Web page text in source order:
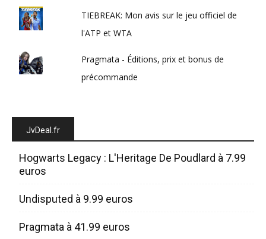
TIEBREAK: Mon avis sur le jeu officiel de
l'ATP et WTA
Pragmata - Éditions, prix et bonus de
précommande
JvDeal.fr
Hogwarts Legacy : L'Heritage De Poudlard à 7.99
euros
Undisputed à 9.99 euros
Pragmata à 41.99 euros